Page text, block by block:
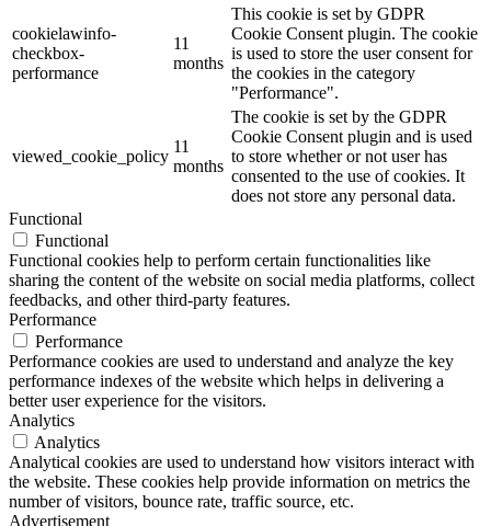
cookielawinfo-
checkbox-
performance
11
months
This cookie is set by GDPR
Cookie Consent plugin. The cookie
is used to store the user consent for
the cookies in the category
"Performance".
viewed_cookie_policy
11
months
The cookie is set by the GDPR
Cookie Consent plugin and is used
to store whether or not user has
consented to the use of cookies. It
does not store any personal data.
Functional
Functional
Functional cookies help to perform certain functionalities like
sharing the content of the website on social media platforms, collect
feedbacks, and other third-party features.
Performance
Performance
Performance cookies are used to understand and analyze the key
performance indexes of the website which helps in delivering a
better user experience for the visitors.
Analytics
Analytics
Analytical cookies are used to understand how visitors interact with
the website. These cookies help provide information on metrics the
number of visitors, bounce rate, traffic source, etc.
Advertisement